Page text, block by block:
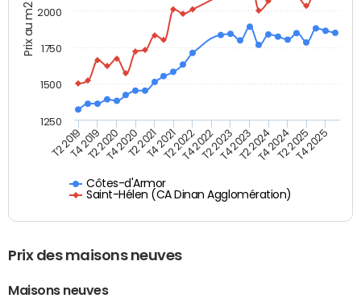
Prix au m2
Côtes-d'Armor
Saint-Hélen (CA Dinan Agglomération)
T2 2019T4 2019T2 2020T4 2020T2 2021T4 2021T2 2022T4 2022T2 2023T4 2023T2 2024T4 2024T2 2025T4 2025
1250
1500
1750
2000
Prix des maisons neuves
Maisons neuves